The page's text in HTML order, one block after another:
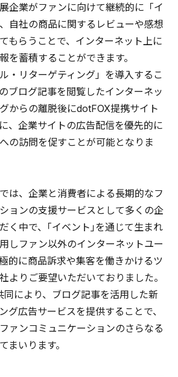
企業がファンに向けて継続的に「イ
自社の商品に関するレビューや感想
もらうことで、インターネット上に
を蓄積することができます。
・リターゲティング」を導入するこ
ブログ記事を閲覧したインターネッ
からの離脱後にdotFOX提携サイト
、企業サイトの広告配信を優先的に
の訪問を促すことが可能となりま
は、企業と消費者による長期的なフ
ョンの支援サービスとして多くの企
く中で、｢イベント｣を通じて生まれ
しファン以外のインターネットユー
的に商品訴求や集客を働きかけるツ
よりご要望いただいておりました。
により、ブログ記事を活用した新
グ広告サービスを提供することで、
ァンコミュニケーションのさらなる
まいります。